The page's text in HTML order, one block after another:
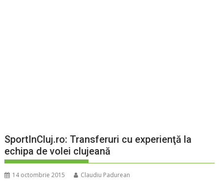
SportInCluj.ro: Transferuri cu experienţă la
echipa de volei clujeană
14 octombrie 2015 Claudiu Padurean